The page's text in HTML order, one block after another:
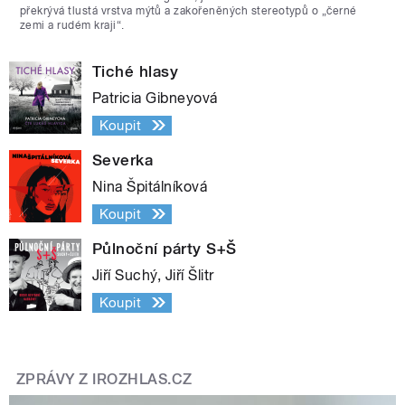
překrývá tlustá vrstva mýtů a zakořeněných stereotypů o „černé
zemi a rudém kraji“.
Tiché hlasy
Patricia Gibneyová
Koupit
Severka
Nina Špitálníková
Koupit
Půlnoční párty S+Š
Jiří Suchý, Jiří Šlitr
Koupit
ZPRÁVY Z IROZHLAS.CZ